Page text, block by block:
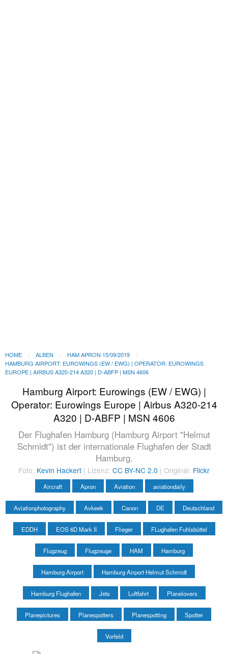
HOME ALBEN
HAM APRON 15/09/2019
HAMBURG AIRPORT: EUROWINGS (EW / EWG) | OPERATOR: EUROWINGS
EUROPE | AIRBUS A320-214 A320 | D-ABFP | MSN 4606
Hamburg Airport: Eurowings (EW / EWG) |
Operator: Eurowings Europe | Airbus A320-214
A320 | D-ABFP | MSN 4606
Der Flughafen Hamburg (Hamburg Airport "Helmut
Schmidt") ist der internationale Flughafen der Stadt
Hamburg.
Foto: Kevin Hackert | Lizenz: CC BY-NC 2.0 | Original: Flickr
Aircraft Apron Aviation aviationdaily
Aviationphotography Avkeek Canon DE Deutschland
EDDH EOS 6D Mark II Flieger FLughafen Fuhlsbüttel
Flugzeug Flugzeuge HAM Hamburg
Hamburg Airport Hamburg Airport Helmut Schmidt
Hamburg Flughafen Jets Luftfahrt Planelovers
Planepictures Planespotters Planespotting Spotter
Vorfeld